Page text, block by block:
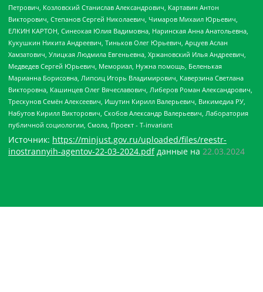
Источник: https://minjust.gov.ru/uploaded/files/reestr-
inostrannyih-agentov-22-03-2024.pdfданные на 22.03.2024